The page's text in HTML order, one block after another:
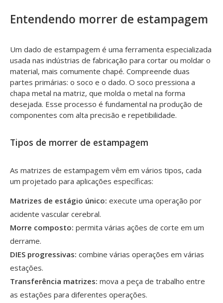
Entendendo morrer de estampagem
Um dado de estampagem é uma ferramenta especializada
usada nas indústrias de fabricação para cortar ou moldar o
material, mais comumente chapé. Compreende duas
partes primárias: o soco e o dado. O soco pressiona a
chapa metal na matriz, que molda o metal na forma
desejada. Esse processo é fundamental na produção de
componentes com alta precisão e repetibilidade.
Tipos de morrer de estampagem
As matrizes de estampagem vêm em vários tipos, cada
um projetado para aplicações específicas:
Matrizes de estágio único: execute uma operação por
acidente vascular cerebral.
Morre composto: permita várias ações de corte em um
derrame.
DIES progressivas: combine várias operações em várias
estações.
Transferência matrizes: mova a peça de trabalho entre
as estações para diferentes operações.